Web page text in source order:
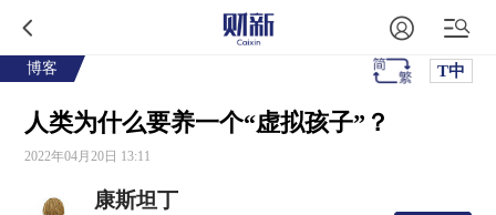
博客 T中
人类为什么要养一个“虚拟孩子”？
2022年04月20日 13:11
康斯坦丁